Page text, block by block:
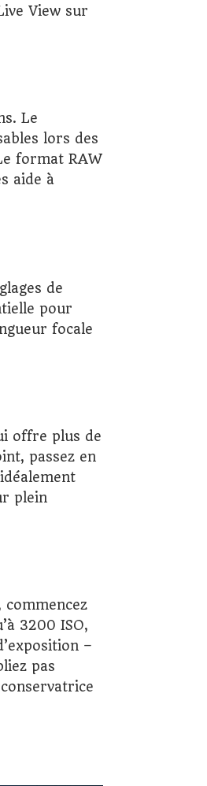
View sur
Le
lors des
format RAW
aide à
de
pour
focale
offre plus de
passez en
plein
3200 ISO,
–
pas